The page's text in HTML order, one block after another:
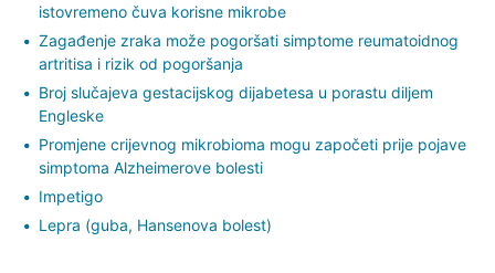
istovremeno čuva korisne mikrobe
Zagađenje zraka može pogoršati simptome reumatoidnog
artritisa i rizik od pogoršanja
Broj slučajeva gestacijskog dijabetesa u porastu diljem
Engleske
Promjene crijevnog mikrobioma mogu započeti prije pojave
simptoma Alzheimerove bolesti
Impetigo
Lepra (guba, Hansenova bolest)